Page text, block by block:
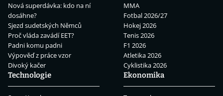
Nová superdávka: kdo na ní
dosáhne?
Sjezd sudetských Němců
Proč vláda zavádí EET?
Padni komu padni
Výpověď z práce vzor
Divoký kačer
MMA
Fotbal 2026/27
Hokej 2026
Tenis 2026
F1 2026
Atletika 2026
Cyklistika 2026
Technologie
Ekonomika